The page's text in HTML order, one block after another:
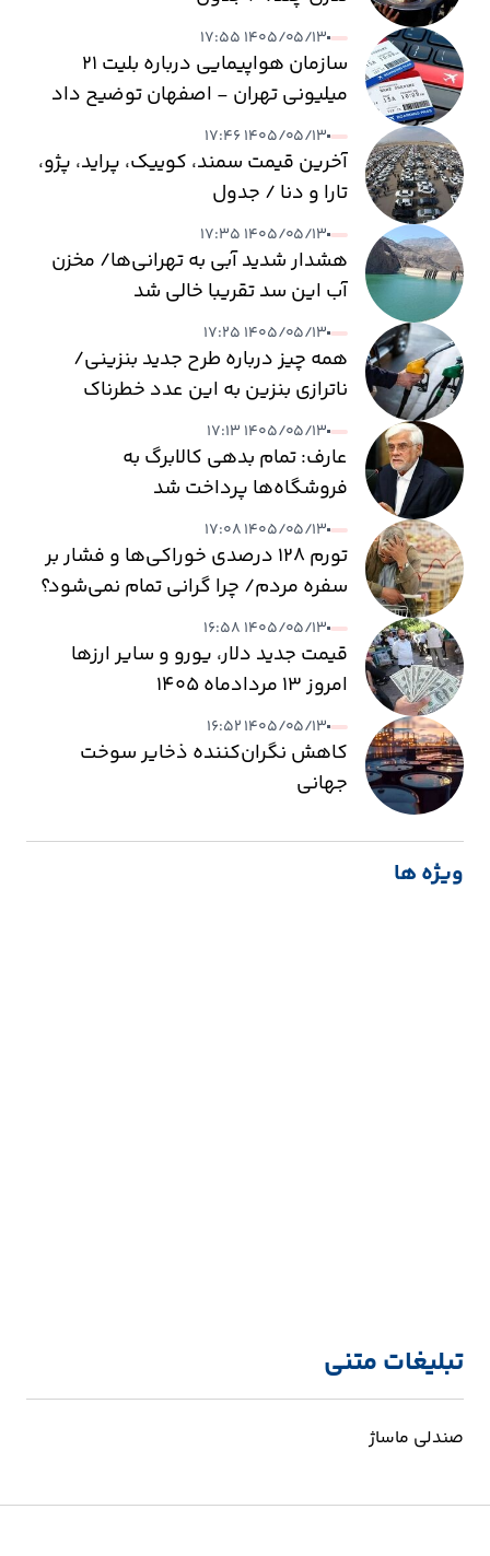
۱۴۰۵/۰۵/۱۳ ۱۷:۵۵
سازمان هواپیمایی درباره بلیت ۲۱
میلیونی تهران - اصفهان توضیح داد
۱۴۰۵/۰۵/۱۳ ۱۷:۴۶
آخرین قیمت سمند، کوییک، پراید، پژو،
تارا و دنا / جدول
۱۴۰۵/۰۵/۱۳ ۱۷:۳۵
هشدار شدید آبی به تهرانی‌ها/ مخزن
آب این سد تقریبا خالی شد
۱۴۰۵/۰۵/۱۳ ۱۷:۲۵
همه چیز درباره طرح جدید بنزینی/
ناترازی بنزین به این عدد خطرناک
می‌رسد
۱۴۰۵/۰۵/۱۳ ۱۷:۱۳
عارف: تمام بدهی کالابرگ به
فروشگاه‌ها پرداخت شد
۱۴۰۵/۰۵/۱۳ ۱۷:۰۸
تورم ۱۲۸ درصدی خوراکی‌ها و فشار بر
سفره مردم/ چرا گرانی تمام نمی‌شود؟
۱۴۰۵/۰۵/۱۳ ۱۶:۵۸
قیمت جدید دلار، یورو و سایر ارزها
امروز ۱۳ مردادماه ۱۴۰۵
۱۴۰۵/۰۵/۱۳ ۱۶:۵۲
کاهش نگران‌کننده ذخایر سوخت
جهانی
ویژه ها
تبلیغات متنی
صندلی ماساژ